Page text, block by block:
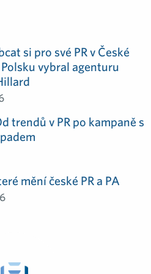
si pro své PR v České
vybral agenturu
trendů v PR po kampaně s
mění české PR a PA